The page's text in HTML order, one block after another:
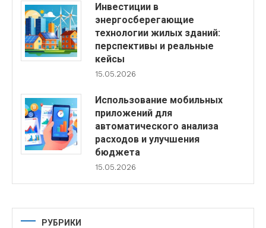
Инвестиции в
энергосберегающие
технологии жилых зданий:
перспективы и реальные
кейсы
15.05.2026
Использование мобильных
приложений для
автоматического анализа
расходов и улучшения
бюджета
15.05.2026
РУБРИКИ